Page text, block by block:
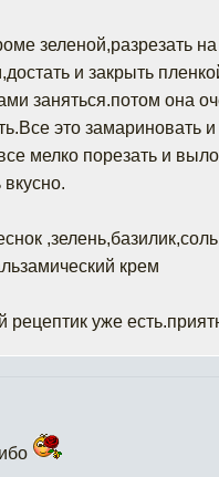
зеленой,разрезать на
и закрыть
заняться.потом она
это замариновать
мелко порезать и
вкусно.
крем
рецептик уже